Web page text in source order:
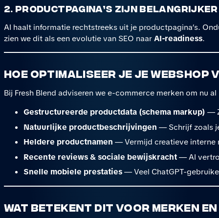
2. Productpagina’s zijn
AI haalt informatie rechtstreeks uit je productpagina’s.
zien we dit als een evolutie van SEO naarAI-readiness.
Hoe optimaliseer je je webshop
Bij Fresh Blend adviseren we e-commerce merken om nu
Gestructureerde productdata (schema markup) —
Natuurlijke productbeschrijvingen — Schrijf zoals
Heldere productnamen — Vermijd creatieve interne
Recente reviews & sociale bewijskracht— AI
Snelle mobiele prestaties— Veel ChatGPT-
Wat betekent dit voor merken